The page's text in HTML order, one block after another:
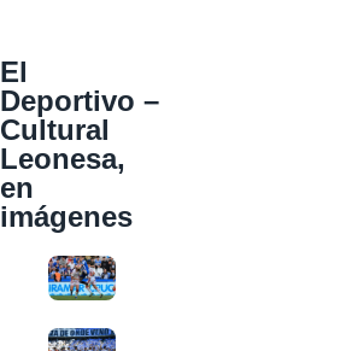
El
Deportivo –
Cultural
Leonesa,
en
imágenes